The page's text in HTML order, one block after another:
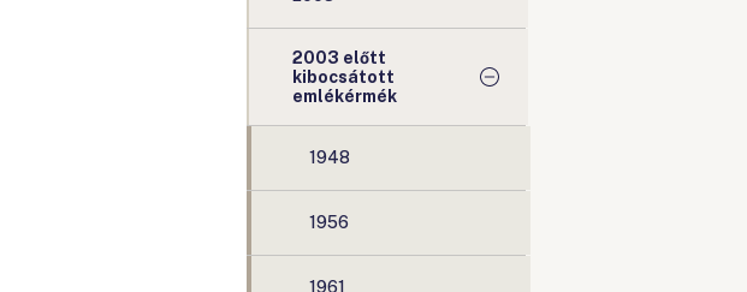
2003 előtt
kibocsátott
emlékérmék
1948
1956
1961